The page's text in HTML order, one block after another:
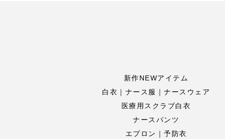
新作NEWアイテム
白衣｜ナース服｜ナースウェア
医療用スクラブ白衣
ナースパンツ
エプロン｜予防衣